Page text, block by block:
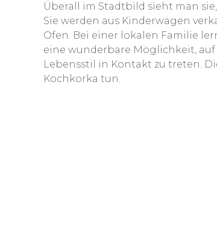
Überall im Stadtbild sieht man
Sie werden aus Kinderwägen
Ofen. Bei einer lokalen Familie
eine wunderbare Möglichkeit,
Lebensstil in Kontakt zu treten.
Kochkorka tun.